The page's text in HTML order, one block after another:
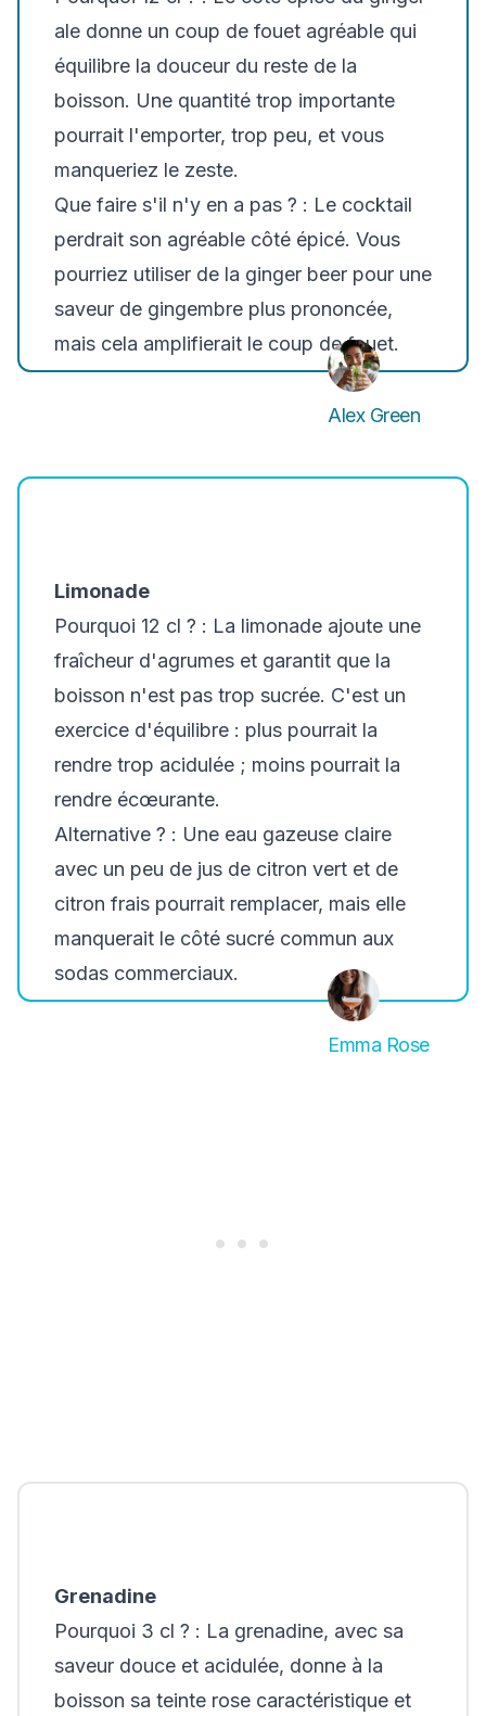
ale donne un coup de fouet agréable qui
équilibre la douceur du reste de la
boisson. Une quantité trop importante
pourrait l'emporter, trop peu, et vous
manqueriez le zeste.
Que faire s'il n'y en a pas ? : Le cocktail
perdrait son agréable côté épicé. Vous
pourriez utiliser de la ginger beer pour une
saveur de gingembre plus prononcée,
mais cela amplifierait le coup de fouet.
Alex Green
Limonade
Pourquoi 12 cl ? : La limonade ajoute une
fraîcheur d'agrumes et garantit que la
boisson n'est pas trop sucrée. C'est un
exercice d'équilibre : plus pourrait la
rendre trop acidulée ; moins pourrait la
rendre écœurante.
Alternative ? : Une eau gazeuse claire
avec un peu de jus de citron vert et de
citron frais pourrait remplacer, mais elle
manquerait le côté sucré commun aux
sodas commerciaux.
Emma Rose
Grenadine
Pourquoi 3 cl ? : La grenadine, avec sa
saveur douce et acidulée, donne à la
boisson sa teinte rose caractéristique et